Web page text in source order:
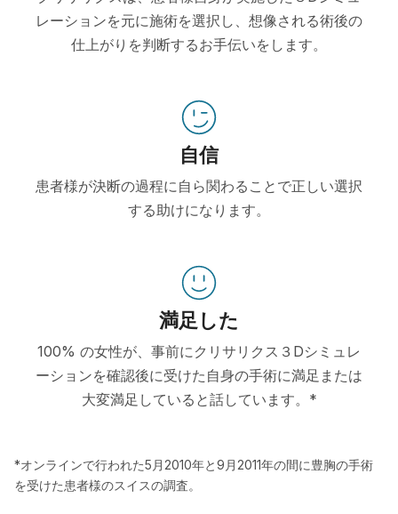
レーションを元に施術を選択し、想像される術後の
仕上がりを判断するお手伝いをします。
自信
患者様が決断の過程に自ら関わることで正しい選択
する助けになります。
満足した
100% の女性が、事前にクリサリクス３Dシミュレ
ーションを確認後に受けた自身の手術に満足または
大変満足していると話しています。*
*オンラインで行われた5月2010年と9月2011年の間に豊胸の手術
を受けた患者様のスイスの調査。